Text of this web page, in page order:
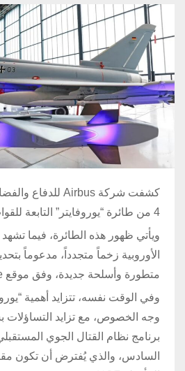
4 من طائرة “يوروفايتر” التابعة للقوات الجوية في ألمانيا.
ويأتي ظهور هذه الطائرة، فيما تشهد
الأوروبية زخماً متجدداً، مدعوماً
متطورة وأسلحة جديدة، وفق موقع The War Zone.
وفي الوقت نفسه، تتزايد أهمية
وجه الخصوص، مع تزايد
السادس، والذي يُفترض أن تكون